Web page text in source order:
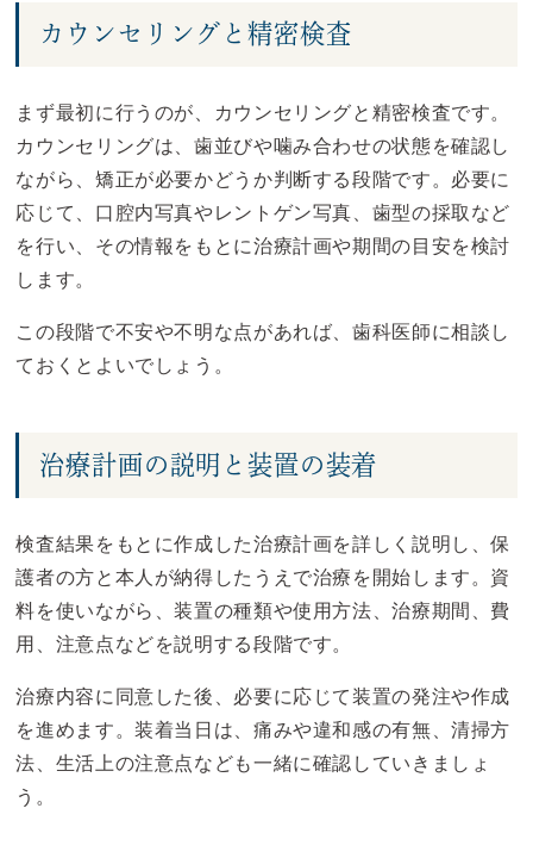
カウンセリングと精密検査
まず最初に行うのが、カウンセリングと精密検査です。
カウンセリングは、歯並びや噛み合わせの状態を確認し
ながら、矯正が必要かどうか判断する段階です。必要に
応じて、口腔内写真やレントゲン写真、歯型の採取など
を行い、その情報をもとに治療計画や期間の目安を検討
します。
この段階で不安や不明な点があれば、歯科医師に相談し
ておくとよいでしょう。
治療計画の説明と装置の装着
検査結果をもとに作成した治療計画を詳しく説明し、保
護者の方と本人が納得したうえで治療を開始します。資
料を使いながら、装置の種類や使用方法、治療期間、費
用、注意点などを説明する段階です。
治療内容に同意した後、必要に応じて装置の発注や作成
を進めます。装着当日は、痛みや違和感の有無、清掃方
法、生活上の注意点なども一緒に確認していきましょ
う。